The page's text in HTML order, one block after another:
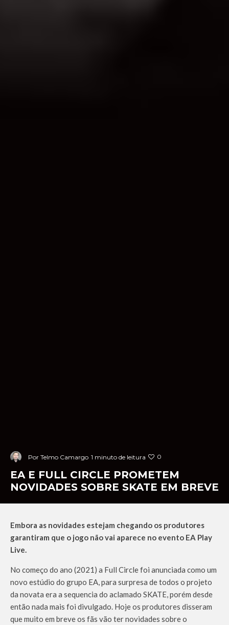
Por Telmo Camargo 1 minuto de leitura 0
EA E FULL CIRCLE PROMETEM
NOVIDADES SOBRE SKATE EM BREVE
Embora as novidades estejam chegando os produtores
garantiram que o jogo não vai aparece no evento EA Play
Live.
No começo do ano (2021) a Full Circle foi anunciada como um
novo estúdio do grupo EA, para surpresa de todos o projeto
da novata era a sequencia do aclamado SKATE, porém desde
então nada mais foi divulgado. Hoje os produtores disseram
que muito em breve os fãs vão ter novidades sobre o